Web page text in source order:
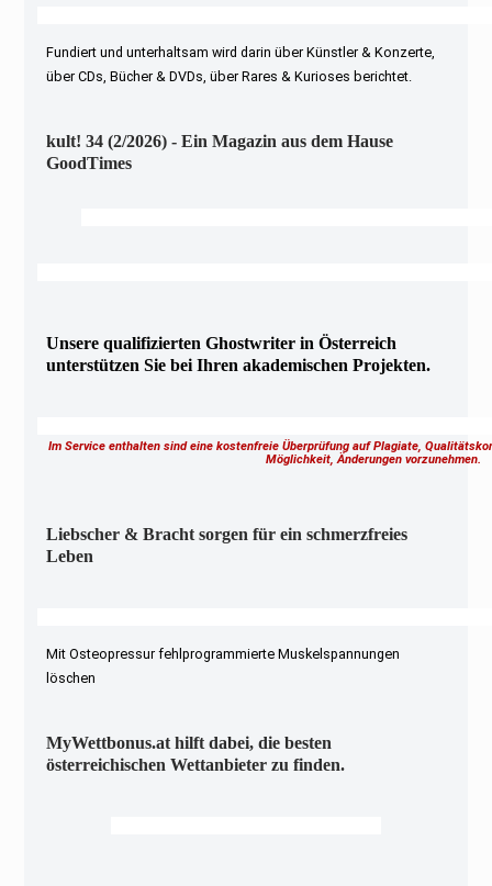
Fundiert und unterhaltsam wird darin über Künstler & Konzerte,
über CDs, Bücher & DVDs, über Rares & Kurioses berichtet.
kult! 34 (2/2026) - Ein Magazin aus dem Hause
GoodTimes
Unsere qualifizierten Ghostwriter in Österreich
unterstützen Sie bei Ihren akademischen Projekten.
Im Service enthalten sind eine kostenfreie Überprüfung auf Plagiate,
Möglichkeit, Änderungen vorzunehmen.
Liebscher & Bracht sorgen für ein schmerzfreies
Leben
Mit Osteopressur fehlprogrammierte Muskelspannungen
löschen
MyWettbonus.at hilft dabei, die besten
österreichischen Wettanbieter zu finden.